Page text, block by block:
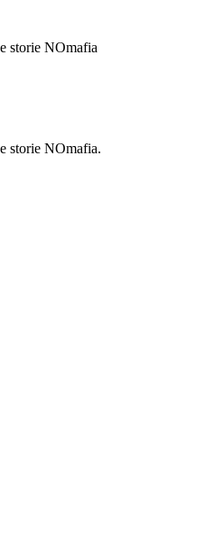
storie NOmafia
storie NOmafia.